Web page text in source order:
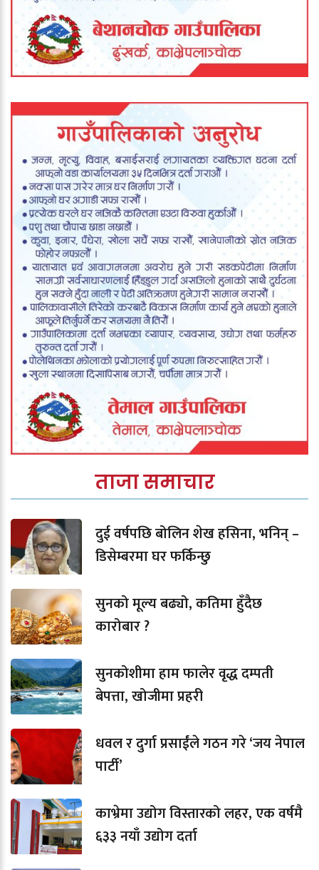
ताजा समाचार
दुई वर्षपछि बोलिन शेख हसिना, भनिन् –
डिसेम्बरमा घर फर्किन्छु
सुनको मूल्य बढ्यो, कतिमा हुँदैछ
कारोबार ?
सुनकोशीमा हाम फालेर वृद्ध दम्पती
बेपत्ता, खोजीमा प्रहरी
धवल र दुर्गा प्रसाईंले गठन गरे ‘जय नेपाल
पार्टी’
काभ्रेमा उद्योग विस्तारको लहर, एक वर्षमै
६३३ नयाँ उद्योग दर्ता